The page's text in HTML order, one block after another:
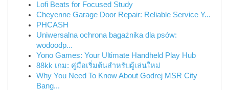
Lofi Beats for Focused Study
Cheyenne Garage Door Repair: Reliable Service Y...
PHCASH
Uniwersalna ochrona bagażnika dla psów:
wodoodp...
Yono Games: Your Ultimate Handheld Play Hub
88kk เกม: คู่มือเริ่มต้นสำหรับผู้เล่นใหม่
Why You Need To Know About Godrej MSR City
Bang...